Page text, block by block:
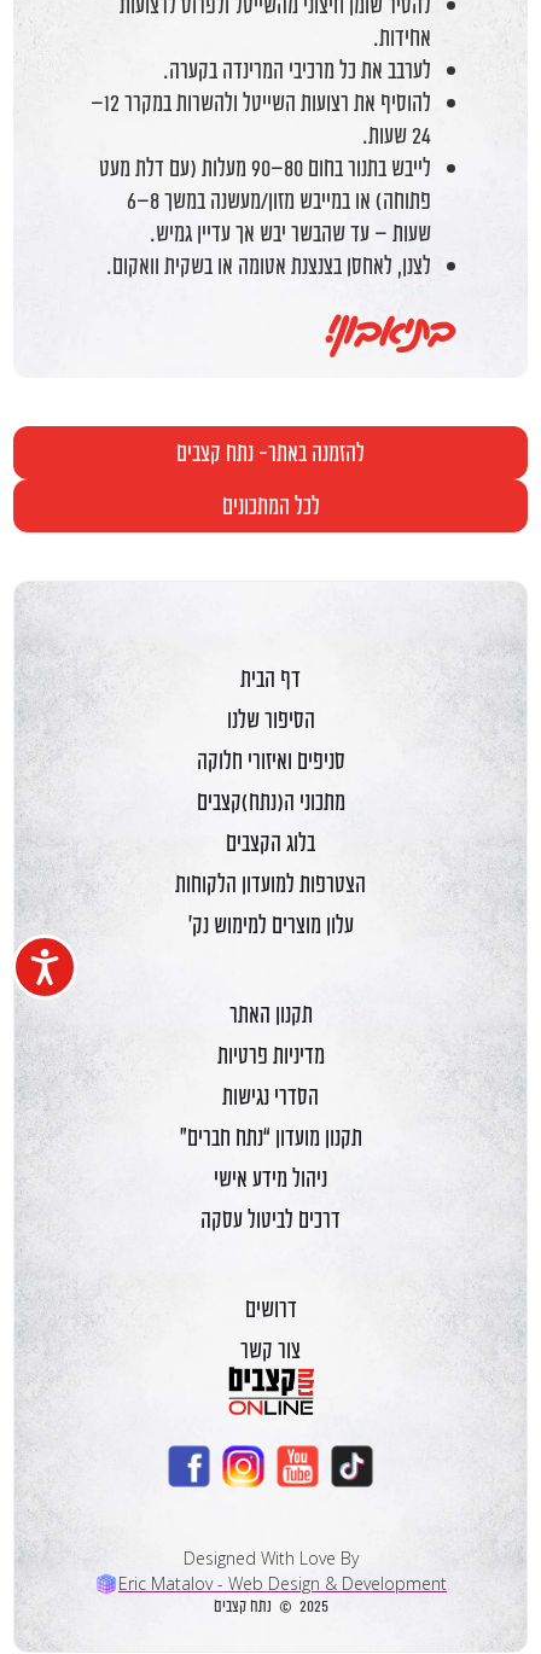
אחידות.
לערבב את כל מרכיבי המרינדה בקערה.
להוסיף את רצועות השייטל ולהשרות במקרר 12–
24 שעות.
לייבש בתנור בחום 80–90 מעלות (עם דלת מעט
פתוחה) או במייבש מזון/מעשנה במשך 8–6
שעות – עד שהבשר יבש אך עדיין גמיש.
לצנן, לאחסן בצנצנת אטומה או בשקית וואקום.
בתיאבון!
להזמנה באתר- נתח קצבים
לכל המתכונים
דף הבית
הסיפור שלנו
סניפים ואיזורי חלוקה
מתכוני ה(נתח)קצבים
בלוג הקצבים
הצטרפות למועדון הלקוחות
עלון מוצרים למימוש נק'
תקנון האתר
מדיניות פרטיות
הסדרי נגישות
תקנון מועדון “נתח חברים”
ניהול מידע אישי
דרכים לביטול עסקה
דרושים
צור קשר
Designed With Love By
Eric Matalov - Web Design & Development
2025 © נתח קצבים